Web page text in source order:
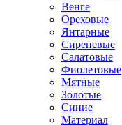
Венге
Ореховые
Янтарные
Сиреневые
Салатовые
Фиолетовые
Мятные
Золотые
Синие
Материал